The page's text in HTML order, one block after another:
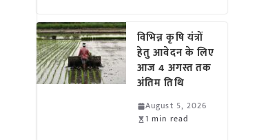
विभिन्न कृषि यंत्रों
हेतु आवेदन के लिए
आज 4 अगस्त तक
अंतिम तिथि
August 5, 2026
1 min read